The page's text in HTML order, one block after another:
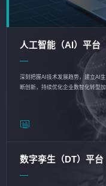
人工智能（AI）平台
深刻把握AI技术发展趋势，建立AI
断创新，持续优化企业数智化转型
数字孪生（DT）平台